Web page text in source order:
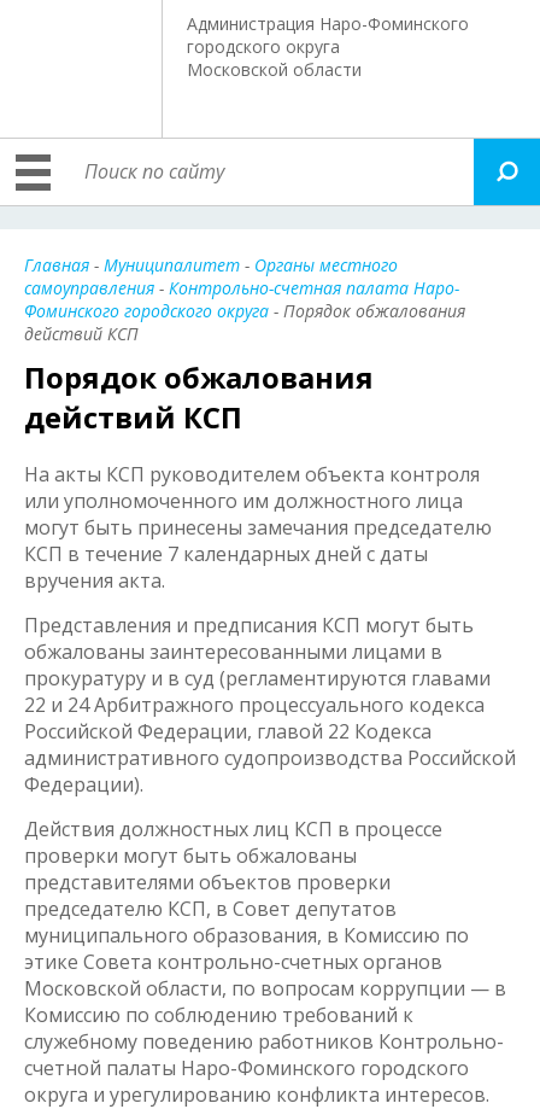
Администрация Наро-Фоминского
городского округа
Московской области
Главная - Муниципалитет - Органы местного
самоуправления - Контрольно-счетная палата Наро-
Фоминского городского округа - Порядок обжалования
действий КСП
Порядок обжалования
действий КСП
На акты КСП руководителем объекта контроля
или уполномоченного им должностного лица
могут быть принесены замечания председателю
КСП в течение 7 календарных дней с даты
вручения акта.
Представления и предписания КСП могут быть
обжалованы заинтересованными лицами в
прокуратуру и в суд (регламентируются главами
22 и 24 Арбитражного процессуального кодекса
Российской Федерации, главой 22 Кодекса
административного судопроизводства Российской
Федерации).
Действия должностных лиц КСП в процессе
проверки могут быть обжалованы
представителями объектов проверки
председателю КСП, в Совет депутатов
муниципального образования, в Комиссию по
этике Совета контрольно-счетных органов
Московской области, по вопросам коррупции — в
Комиссию по соблюдению требований к
служебному поведению работников Контрольно-
счетной палаты Наро-Фоминского городского
округа и урегулированию конфликта интересов.